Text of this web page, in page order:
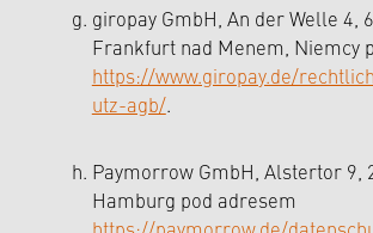
giropay GmbH, An der Welle 4,
Frankfurt nad Menem, Niemcy
https://www.giropay.de/
utz-agb/.
Paymorrow GmbH, Alstertor 9,
Hamburg pod adresem